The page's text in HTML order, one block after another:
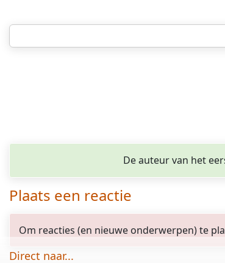
De auteur van het
Plaats een reactie
Om reacties (en nieuwe onderwerpen) te
Direct naar...